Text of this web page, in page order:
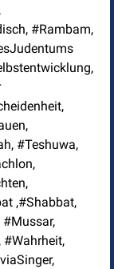
#Rambam,
#Teshuwa,
,#Shabbat,